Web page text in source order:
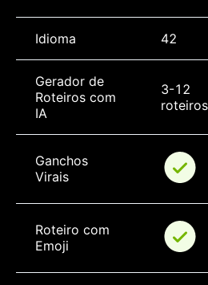
Idioma 42
Gerador de
Roteiros com
IA
3-12
roteiros
Ganchos
Virais
Roteiro com
Emoji